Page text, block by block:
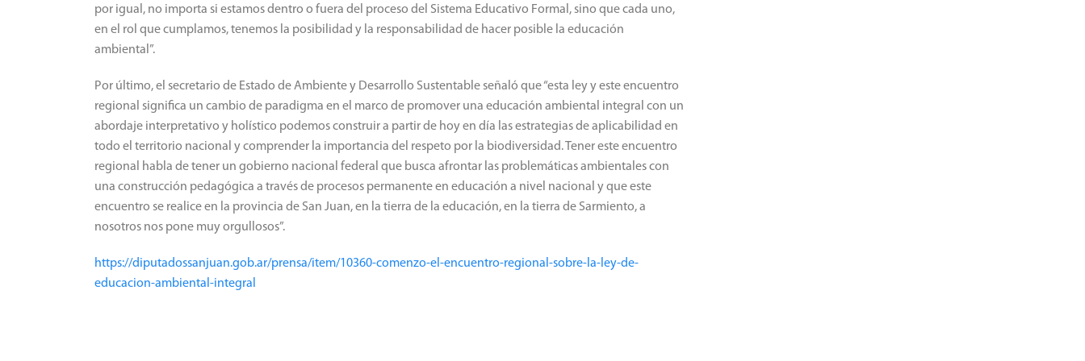
por igual, no importa si estamos dentro o fuera del proceso del Sistema Educativo Formal, sino que cada uno,
en el rol que cumplamos, tenemos la posibilidad y la responsabilidad de hacer posible la educación
ambiental”.
Por último, el secretario de Estado de Ambiente y Desarrollo Sustentable señaló que “esta ley y este encuentro
regional significa un cambio de paradigma en el marco de promover una educación ambiental integral con un
abordaje interpretativo y holístico podemos construir a partir de hoy en día las estrategias de aplicabilidad en
todo el territorio nacional y comprender la importancia del respeto por la biodiversidad. Tener este encuentro
regional habla de tener un gobierno nacional federal que busca afrontar las problemáticas ambientales con
una construcción pedagógica a través de procesos permanente en educación a nivel nacional y que este
encuentro se realice en la provincia de San Juan, en la tierra de la educación, en la tierra de Sarmiento, a
nosotros nos pone muy orgullosos”.
https://diputadossanjuan.gob.ar/prensa/item/10360-comenzo-el-encuentro-regional-sobre-la-ley-de-
educacion-ambiental-integral